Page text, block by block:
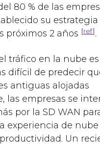
80 % de las
su estrategia
próximos 2 años [ref].
tráfico en la nube es
difícil de predecir
antiguas alojadas
las empresas se
por la SD WAN
experiencia de nube
Un